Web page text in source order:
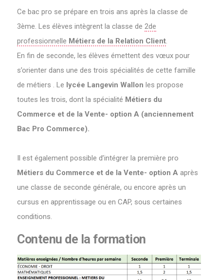
Ce bac pro se prépare en trois ans après la classe de
3ème. Les élèves intègrent la classe de 2de
professionnelle Métiers de la Relation Client.
En fin de seconde, les élèves émettent des vœux pour
s’orienter dans une des trois spécialités de cette famille
de métiers . Le lycée Langevin Wallon les propose
toutes les trois, dont la spécialité Métiers du
Commerce et de la Vente- option A (anciennement
Bac Pro Commerce).
Il est également possible d’intégrer la première pro
Métiers du Commerce et de la Vente- option A après
une classe de seconde générale, ou encore après un
cursus en apprentissage ou en CAP, sous certaines
conditions.
Contenu de la formation